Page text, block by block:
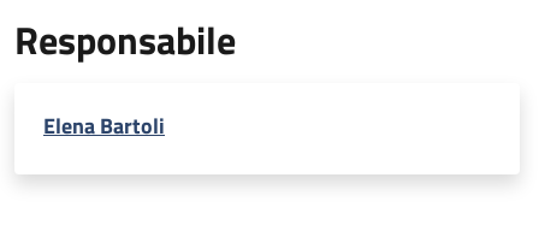
Responsabile
Elena Bartoli